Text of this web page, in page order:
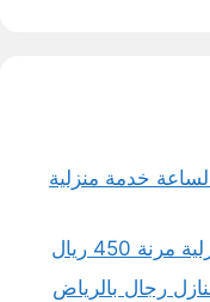
خدمة منزلية
450 ريال
رجال بالرياض